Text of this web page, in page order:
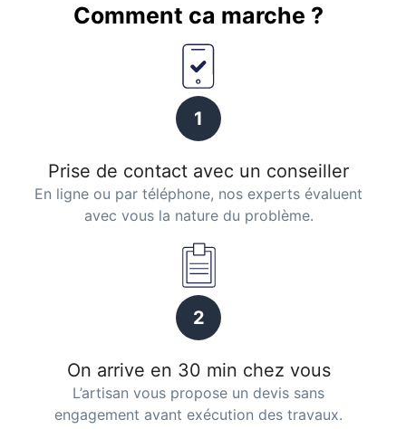
Comment ca marche ?
1
Prise de contact avec un conseiller
En ligne ou par téléphone, nos experts évaluent
avec vous la nature du problème.
2
On arrive en 30 min chez vous
L’artisan vous propose un devis sans
engagement avant exécution des travaux.